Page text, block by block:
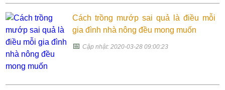
Cách trồng mướp sai quả là điều mỗi
gia đình nhà nông đều mong muốn
📅Cập nhật: 2020-03-28 09:00:23